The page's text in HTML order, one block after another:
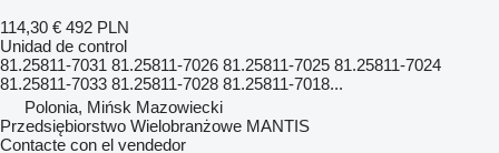
114,30 € 492 PLN
Unidad de control
81.25811-7031 81.25811-7026 81.25811-7025 81.25811-7024
81.25811-7033 81.25811-7028 81.25811-7018...
Polonia, Mińsk Mazowiecki
Przedsiębiorstwo Wielobranżowe MANTIS
Contacte con el vendedor